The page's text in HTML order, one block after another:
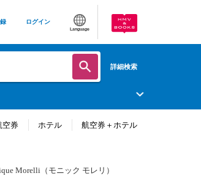
ログイン
Language
詳細検索
空券 ホテル 航空券＋ホテル